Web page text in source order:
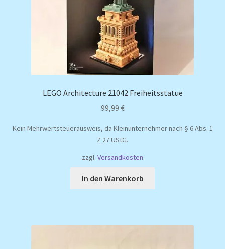
LEGO Architecture 21042 Freiheitsstatue
99,99 €
Kein Mehrwertsteuerausweis, da Kleinunternehmer nach § 6 Abs. 1
Z 27 UStG.
zzgl. Versandkosten
In den Warenkorb